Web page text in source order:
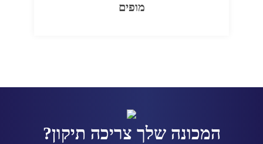
מופים
המכונה שלך צריכה תיקון?